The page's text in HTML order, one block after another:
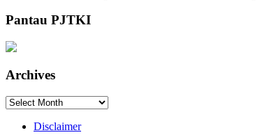
Pantau PJTKI
Archives
Archives
Disclaimer